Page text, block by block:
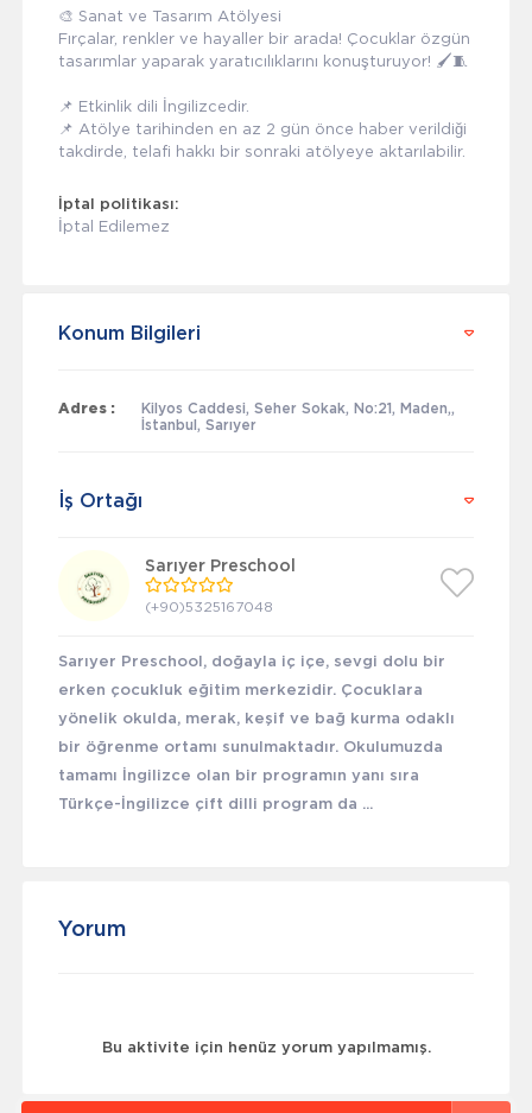
🎨 Sanat ve Tasarım Atölyesi
Fırçalar, renkler ve hayaller bir arada! Çocuklar özgün
tasarımlar yaparak yaratıcılıklarını konuşturuyor! 🖌️🧵
📌 Etkinlik dili İngilizcedir.
📌 Atölye tarihinden en az 2 gün önce haber verildiği
takdirde, telafi hakkı bir sonraki atölyeye aktarılabilir.
İptal politikası:
İptal Edilemez
Konum Bilgileri
Adres :
Kilyos Caddesi, Seher Sokak, No:21, Maden,,
İstanbul, Sarıyer
İş Ortağı
Sarıyer Preschool
(+90)5325167048
Sarıyer Preschool, doğayla iç içe, sevgi dolu bir
erken çocukluk eğitim merkezidir. Çocuklara
yönelik okulda, merak, keşif ve bağ kurma odaklı
bir öğrenme ortamı sunulmaktadır. Okulumuzda
tamamı İngilizce olan bir programın yanı sıra
Türkçe-İngilizce çift dilli program da ...
Yorum
Bu aktivite için henüz yorum yapılmamış.